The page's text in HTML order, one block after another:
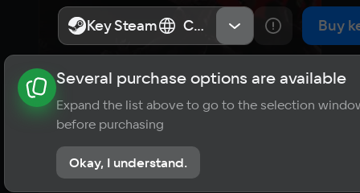
Key Steam СНГ, Россия Buy
About the game News Requirements
? Player ratings
1 review
Key Steam СНГ, Россия
Several purchase options are available
Expand the list above to go to the selection
before purchasing
Okay, I understand.